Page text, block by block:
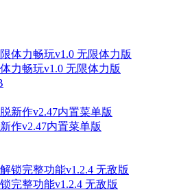
力畅玩v1.0 无限体力版
作v2.47内置菜单版
完整功能v1.2.4 无敌版